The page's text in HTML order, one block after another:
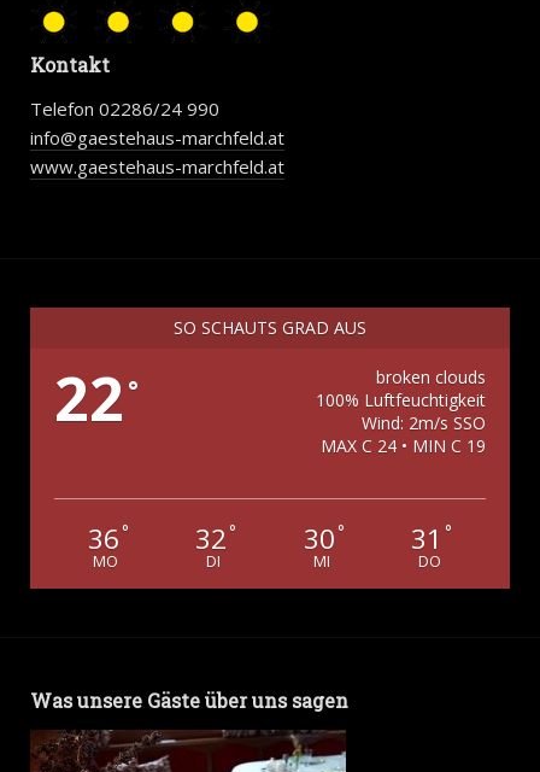
Kontakt
Telefon 02286/24 990
info@gaestehaus-marchfeld.at
www.gaestehaus-marchfeld.at
SO SCHAUTS GRAD AUS
22 °
broken clouds
100% Luftfeuchtigkeit
Wind: 2m/s SSO
MAX C 24 • MIN C 19
36 °
MO
32 °
DI
30 °
MI
31 °
DO
Was unsere Gäste über uns sagen